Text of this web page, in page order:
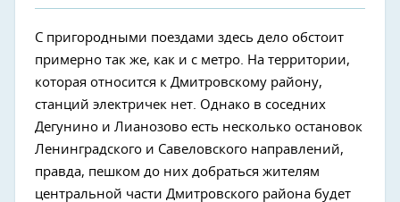
С пригородными поездами здесь дело обстоит
примерно так же, как и с метро. На территории,
которая относится к Дмитровскому району,
станций электричек нет. Однако в соседних
Дегунино и Лианозово есть несколько остановок
Ленинградского и Савеловского направлений,
правда, пешком до них добраться жителям
центральной части Дмитровского района будет